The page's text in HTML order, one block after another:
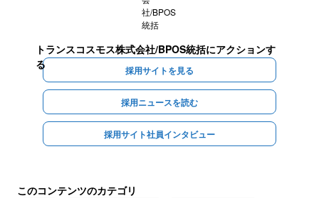
トランスコスモス株式会社/BPOS統括にアクションす
る
採用サイトを見る
採用ニュースを読む
採用サイト社員インタビュー
このコンテンツのカテゴリ